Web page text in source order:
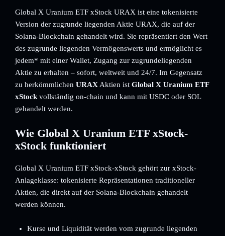
Global X Uranium ETF xStock URAX ist eine tokenisierte
Version der zugrunde liegenden Aktie URAX, die auf der
Solana-Blockchain gehandelt wird. Sie repräsentiert den Wert
des zugrunde liegenden Vermögenswerts und ermöglicht es
jedem* mit einer Wallet, Zugang zur zugrundeliegenden
Aktie zu erhalten – sofort, weltweit und 24/7. Im Gegensatz
zu herkömmlichen URAX Aktien ist Global X Uranium ETF
xStock vollständig on-chain und kann mit USDC oder SOL
gehandelt werden.
Wie Global X Uranium ETF xStock-
xStock funktioniert
Global X Uranium ETF xStock-xStock gehört zur xStock-
Anlageklasse: tokenisierte Repräsentationen traditioneller
Aktien, die direkt auf der Solana-Blockchain gehandelt
werden können.
Kurse und Liquidität werden vom zugrunde liegenden